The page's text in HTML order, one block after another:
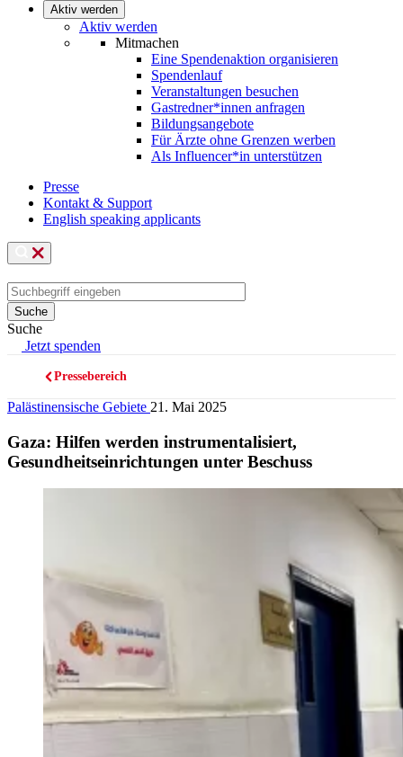
Aktiv werden
Aktiv werden
Mitmachen
Eine Spendenaktion organisieren
Spendenlauf
Veranstaltungen besuchen
Gastredner*innen anfragen
Bildungsangebote
Für Ärzte ohne Grenzen werben
Als Influencer*in unterstützen
Presse
Kontakt & Support
English speaking applicants
Suche
Jetzt spenden
Pfadnavigation
Pressebereich
Palästinensische Gebiete 21. Mai 2025
Gaza: Hilfen werden instrumentalisiert,
Gesundheitseinrichtungen unter Beschuss